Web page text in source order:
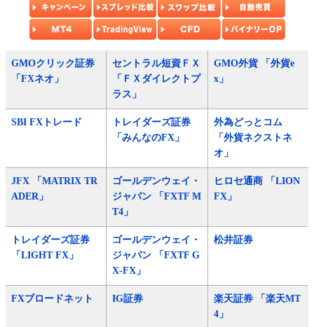
GMOクリック証券
「FXネオ」
セントラル短資ＦＸ
「ＦＸダイレクトプ
ラス」
GMO外貨 「外貨e
x」
SBI FXトレード
トレイダーズ証券
「みんなのFX」
外為どっとコム
「外貨ネクストネ
オ」
JFX 「MATRIX TR
ADER」
ゴールデンウェイ・
ジャパン 「FXTF M
T4」
ヒロセ通商 「LION
FX」
トレイダーズ証券
「LIGHT FX」
ゴールデンウェイ・
ジャパン 「FXTF G
X-FX」
松井証券
FXブロードネット IG証券
楽天証券 「楽天MT
4」